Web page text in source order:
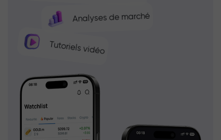
Analyses de marché
Tutoriels vidéo